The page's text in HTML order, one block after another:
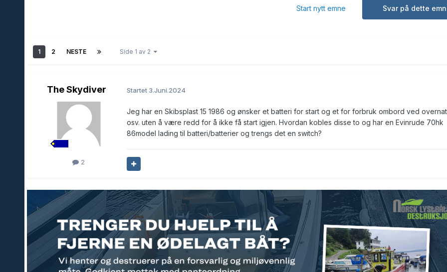
Svar på dette
Start nytt emne
1 2 NESTE Side 1 av 2
The Skydiver
2
Startet 3.Juni.2024
Jeg har en Skibsplast 15 1986 og ønsker et batteri for start og et for forbruk ombord ved
osv. uten å være redd for å ikke få start igjen. Hvordan kobles disse to og har en Evinrude 70hk
86model lading til batteri/batterier og trengs det en switch?